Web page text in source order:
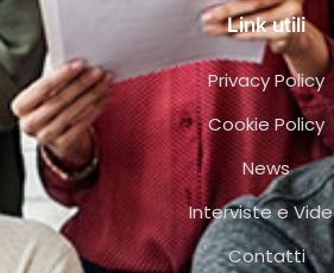
Link utili
Privacy Policy
Cookie Policy
News
Interviste e
Contatti